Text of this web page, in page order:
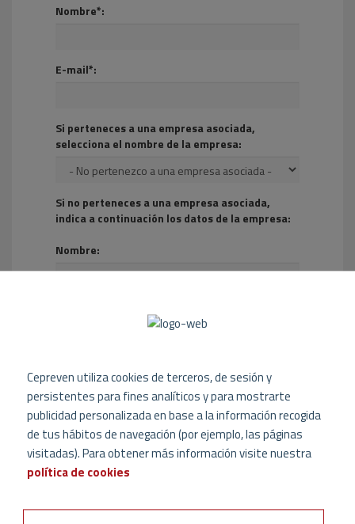
Nombre*:
E-mail*:
Si perteneces a una empresa asociada,
selecciona el nombre de la empresa:
Si no perteneces a una empresa asociada,
indica a continuación los datos de la empresa:
Nombre:
Privacidad.y lasCondiciones de uso.
Acepto recibir las últimas novedades sobre
CEPREVEN
Cepreven utiliza cookies de terceros, de sesión y
persistentes para fines analíticos y para mostrarte
publicidad personalizada en base a la información recogida
de tus hábitos de navegación (por ejemplo, las páginas
visitadas). Para obtener más información visite nuestra
política de cookies